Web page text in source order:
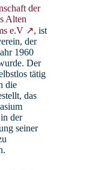
für
der
Alten
e.V ↗, ist
der
1960
Der
tätig
die
das
der
seiner